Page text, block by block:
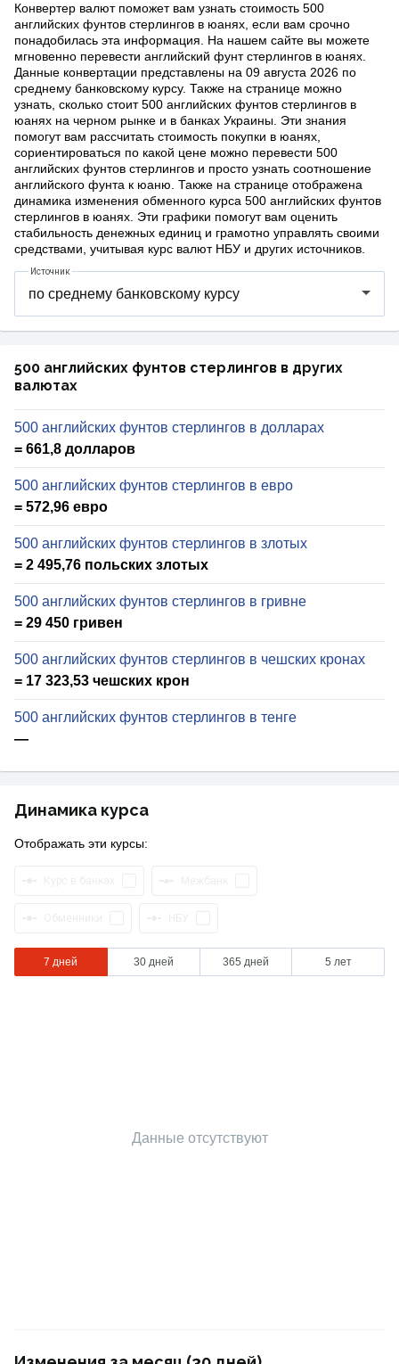
Конвертер валют поможет вам узнать стоимость 500
английских фунтов стерлингов в юанях, если вам срочно
понадобилась эта информация. На нашем сайте вы можете
мгновенно перевести английский фунт стерлингов в юанях.
Данные конвертации представлены на 09 августа 2026 по
среднему банковскому курсу. Также на странице можно
узнать, сколько стоит 500 английских фунтов стерлингов в
юанях на черном рынке и в банках Украины. Эти знания
помогут вам рассчитать стоимость покупки в юанях,
сориентироваться по какой цене можно перевести 500
английских фунтов стерлингов и просто узнать соотношение
английского фунта к юаню. Также на странице отображена
динамика изменения обменного курса 500 английских фунтов
стерлингов в юанях. Эти графики помогут вам оценить
стабильность денежных единиц и грамотно управлять своими
средствами, учитывая курс валют НБУ и других источников.
Источник
500 английских фунтов стерлингов в других
валютах
500 английских фунтов стерлингов в долларах
= 661,8 долларов
500 английских фунтов стерлингов в евро
= 572,96 евро
500 английских фунтов стерлингов в злотых
= 2 495,76 польских злотых
500 английских фунтов стерлингов в гривне
= 29 450 гривен
500 английских фунтов стерлингов в чешских кронах
= 17 323,53 чешских крон
500 английских фунтов стерлингов в тенге
—
Динамика курса
Отображать эти курсы:
7 дней 30 дней 365 дней 5 лет
Данные отсутствуют